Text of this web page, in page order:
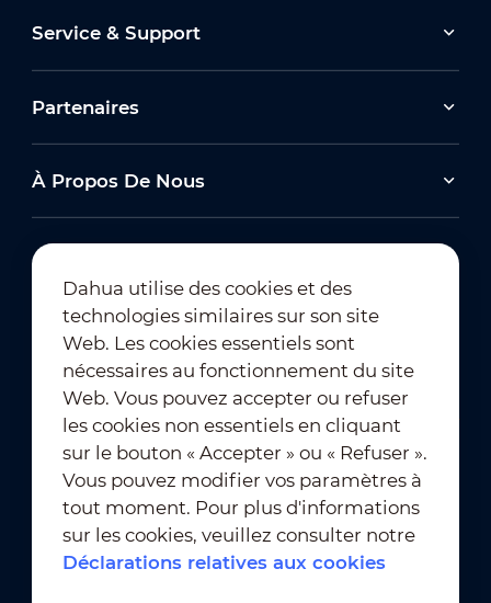
Service & Support
Partenaires
À Propos De Nous
Abonnement à la newsletter
Conditions d'utilisation
｜
Conformité en matière de confidentialité
Dahua utilise des cookies et des
technologies similaires sur son site
Web. Les cookies essentiels sont
nécessaires au fonctionnement du site
Web. Vous pouvez accepter ou refuser
les cookies non essentiels en cliquant
sur le bouton « Accepter » ou « Refuser ».
Vous pouvez modifier vos paramètres à
tout moment. Pour plus d'informations
sur les cookies, veuillez consulter notre
Déclarations relatives aux cookies